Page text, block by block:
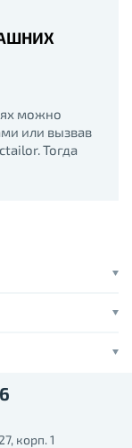
можно
или вызвав
Тогда
корп. 1